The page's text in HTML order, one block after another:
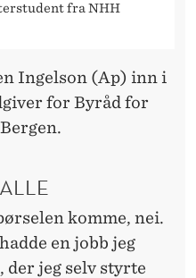
fra NHH
Ingelson (Ap) inn i
for Byråd for
komme, nei.
en jobb jeg
der jeg selv styrte